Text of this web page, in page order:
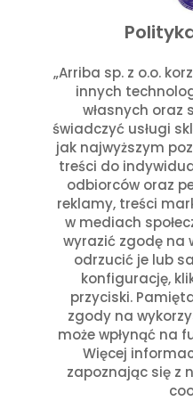
„Arriba sp. z o.o.
innych
własnych oraz
świadczyć usługi
jak najwyższym
treści do
odbiorców oraz
reklamy, treści
w mediach
wyrazić zgodę na
odrzucić je lub
konfigurację,
przyciski.
zgody na
może wpłynąć na
Więcej
zapoznając się z
Salsy TEX-MEX i Botana
Tortille i nachos (18)
Wanilia, Przyprawy i
40 zł—50 zł